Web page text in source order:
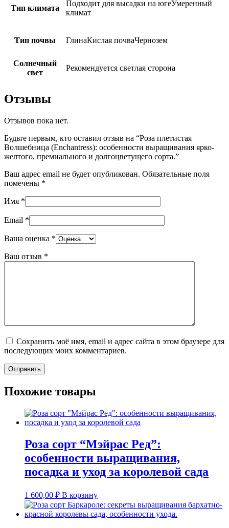
Тип климата
Подходит для высадки на югеУмеренный
климат
Тип почвы ГлинаКислая почваЧернозем
Солнечный
свет
Рекомендуется светлая сторона
Отзывы
Отзывов пока нет.
Будьте первым, кто оставил отзыв на “Роза плетистая
Волшебница (Enchantress): особенности выращивания ярко-
желтого, премиального и долгоцветущего сорта.”
Ваш адрес email не будет опубликован. Обязательные поля
помечены *
Имя *
Email *
Ваша оценка *
Ваш отзыв *
Сохранить моё имя, email и адрес сайта в этом браузере для
последующих моих комментариев.
Похожие товары
Роза сорт “Мэйрас Ред”:
особенности выращивания,
посадка и уход за королевой сада
1 600,00 ₽ В корзину